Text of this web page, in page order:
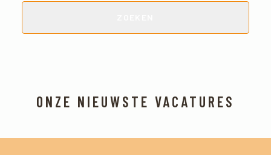
ONZE NIEUWSTE VACATURES